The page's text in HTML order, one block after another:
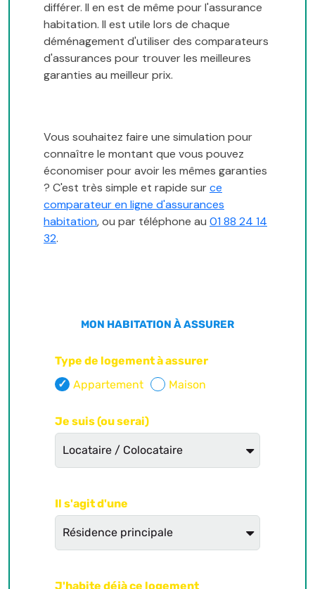
différer. Il en est de même pour l'assurance
habitation. Il est utile lors de chaque
déménagement d'utiliser des comparateurs
d'assurances pour trouver les meilleures
garanties au meilleur prix.
Vous souhaitez faire une simulation pour
connaître le montant que vous pouvez
économiser pour avoir les mêmes garanties
? C'est très simple et rapide surce
comparateur en ligne d'assurances
habitation, ou par téléphone au 01 88 24 14
32.